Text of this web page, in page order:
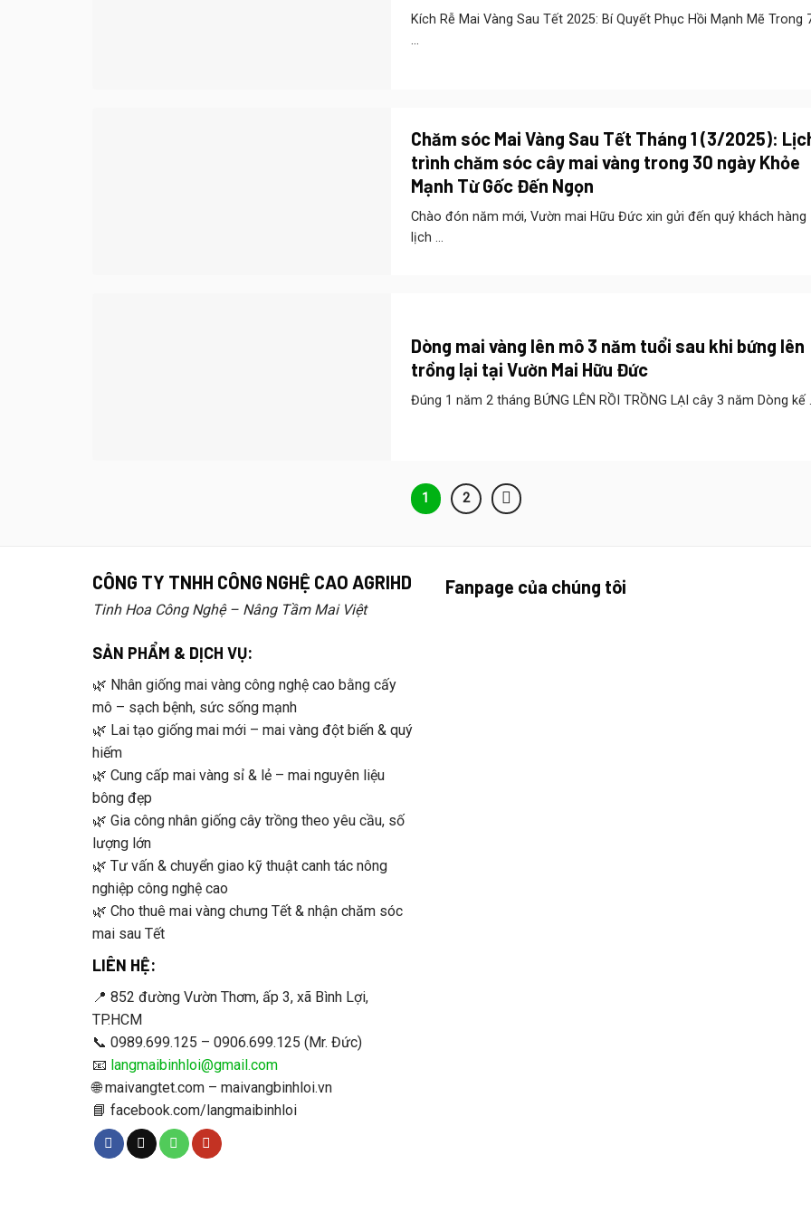
Kích Rễ Mai Vàng Sau Tết 2025: Bí Quyết Phục Hồi Mạnh Mẽ Trong
...
Chăm sóc Mai Vàng Sau Tết Tháng 1 (3/2025):
trình chăm sóc cây mai vàng trong 30 ngày Khỏe
Mạnh Từ Gốc Đến Ngọn
Chào đón năm mới, Vườn mai Hữu Đức xin gửi đến quý khách hàng
lịch ...
Dòng mai vàng lên mô 3 năm tuổi sau khi bứng lên
trồng lại tại Vườn Mai Hữu Đức
Đúng 1 năm 2 tháng BỨNG LÊN RỒI TRỒNG LẠI cây 3 năm Dòng kế
1 2
CÔNG TY TNHH CÔNG NGHỆ CAO AGRIHD
Tinh Hoa Công Nghệ – Nâng Tầm Mai Việt
SẢN PHẨM & DỊCH VỤ:
🌿 Nhân giống mai vàng công nghệ cao bằng cấy
mô – sạch bệnh, sức sống mạnh
🌿 Lai tạo giống mai mới – mai vàng đột biến & quý
hiếm
🌿 Cung cấp mai vàng sỉ & lẻ – mai nguyên liệu
bông đẹp
🌿 Gia công nhân giống cây trồng theo yêu cầu, số
lượng lớn
🌿 Tư vấn & chuyển giao kỹ thuật canh tác nông
nghiệp công nghệ cao
🌿 Cho thuê mai vàng chưng Tết & nhận chăm sóc
mai sau Tết
LIÊN HỆ:
📍 852 đường Vườn Thơm, ấp 3, xã Bình Lợi,
TP.HCM
📞 0989.699.125 – 0906.699.125 (Mr. Đức)
📧 langmaibinhloi@gmail.com
🌐 maivangtet.com – maivangbinhloi.vn
📘 facebook.com/langmaibinhloi
Fanpage của chúng tôi